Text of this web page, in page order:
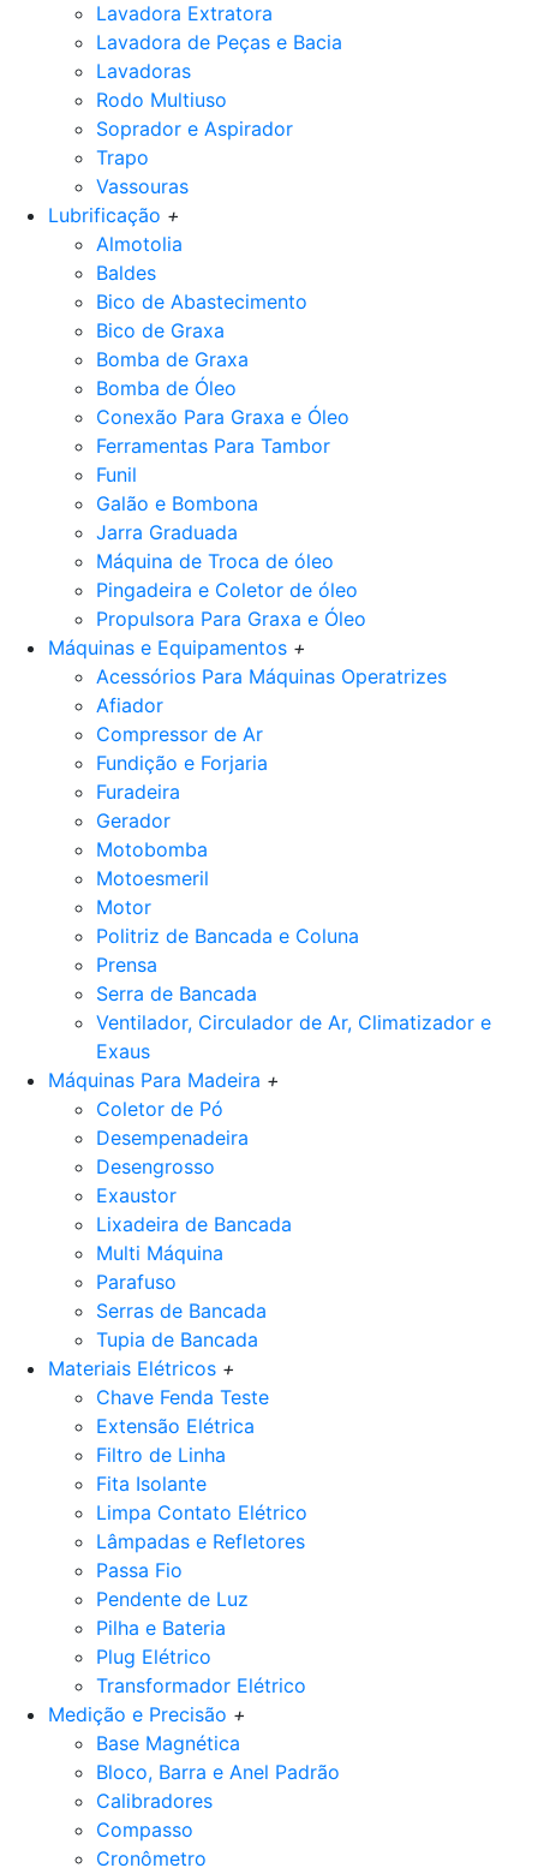
Lavadora Extratora
Lavadora de Peças e Bacia
Lavadoras
Rodo Multiuso
Soprador e Aspirador
Trapo
Vassouras
Lubrificação +
Almotolia
Baldes
Bico de Abastecimento
Bico de Graxa
Bomba de Graxa
Bomba de Óleo
Conexão Para Graxa e Óleo
Ferramentas Para Tambor
Funil
Galão e Bombona
Jarra Graduada
Máquina de Troca de óleo
Pingadeira e Coletor de óleo
Propulsora Para Graxa e Óleo
Máquinas e Equipamentos +
Acessórios Para Máquinas Operatrizes
Afiador
Compressor de Ar
Fundição e Forjaria
Furadeira
Gerador
Motobomba
Motoesmeril
Motor
Politriz de Bancada e Coluna
Prensa
Serra de Bancada
Ventilador, Circulador de Ar, Climatizador e
Exaus
Máquinas Para Madeira +
Coletor de Pó
Desempenadeira
Desengrosso
Exaustor
Lixadeira de Bancada
Multi Máquina
Parafuso
Serras de Bancada
Tupia de Bancada
Materiais Elétricos +
Chave Fenda Teste
Extensão Elétrica
Filtro de Linha
Fita Isolante
Limpa Contato Elétrico
Lâmpadas e Refletores
Passa Fio
Pendente de Luz
Pilha e Bateria
Plug Elétrico
Transformador Elétrico
Medição e Precisão +
Base Magnética
Bloco, Barra e Anel Padrão
Calibradores
Compasso
Cronômetro